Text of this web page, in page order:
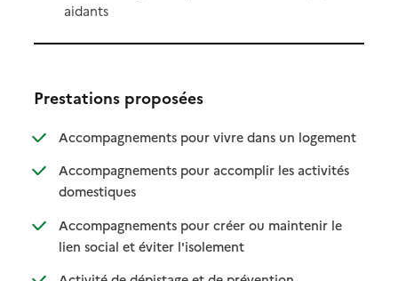
aidants
Prestations proposées
Accompagnements pour vivre dans un logement
:
: non
Accompagnements pour accomplir les activités
domestiques: disponible
: non disponible
Accompagnements pour créer ou maintenir le
lien social et éviter l'isolement: disponible
: non disponible
: disponible
: non disponible